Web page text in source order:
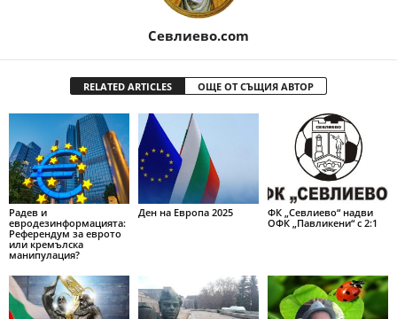
Севлиево.com
RELATED ARTICLES ОЩЕ ОТ СЪЩИЯ АВТОР
Радев и
евродезинформацията:
Референдум за еврото
или кремълска
манипулация?
Ден на Европа 2025
ФК „Севлиево“ надви
ОФК „Павликени“ с 2:1